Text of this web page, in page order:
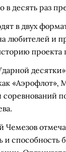
в десять раз
в двух
любителей и
соревнований
Чемезов
и